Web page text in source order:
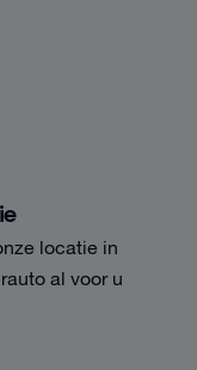
locatie in
al voor u